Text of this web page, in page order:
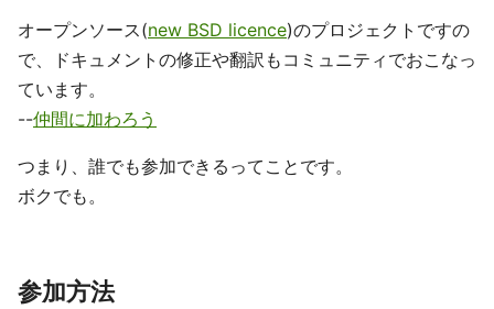
オープンソース(new BSD licence)のプロジェクトですの
で、ドキュメントの修正や翻訳もコミュニティでおこなっ
ています。
--仲間に加わろう
つまり、誰でも参加できるってことです。
ボクでも。
参加方法